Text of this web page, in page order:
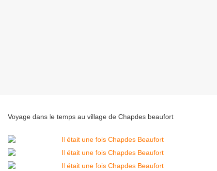
Voyage dans le temps au village de Chapdes beaufort